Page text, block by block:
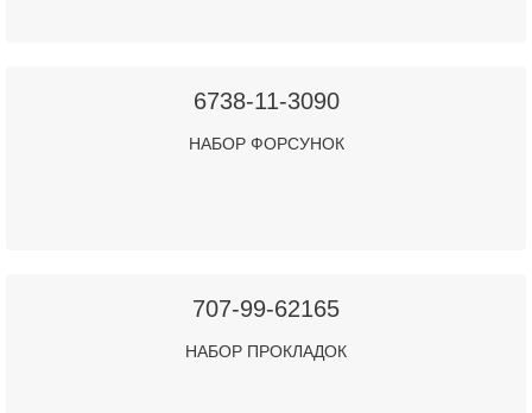
6738-11-3090
НАБОР ФОРСУНОК
707-99-62165
НАБОР ПРОКЛАДОК